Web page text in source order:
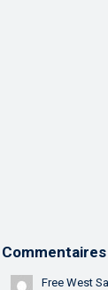
Free West